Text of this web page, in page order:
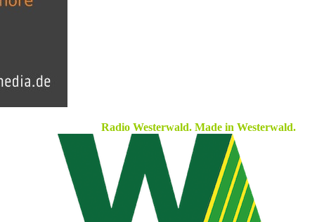
Radio Westerwald. Made in Westerwald.